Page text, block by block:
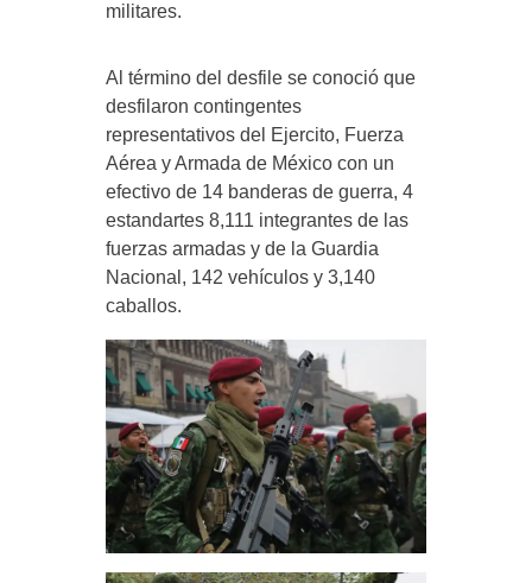
militares.
Al término del desfile se conoció que
desfilaron contingentes
representativos del Ejercito, Fuerza
Aérea y Armada de México con un
efectivo de 14 banderas de guerra, 4
estandartes 8,111 integrantes de las
fuerzas armadas y de la Guardia
Nacional, 142 vehículos y 3,140
caballos.